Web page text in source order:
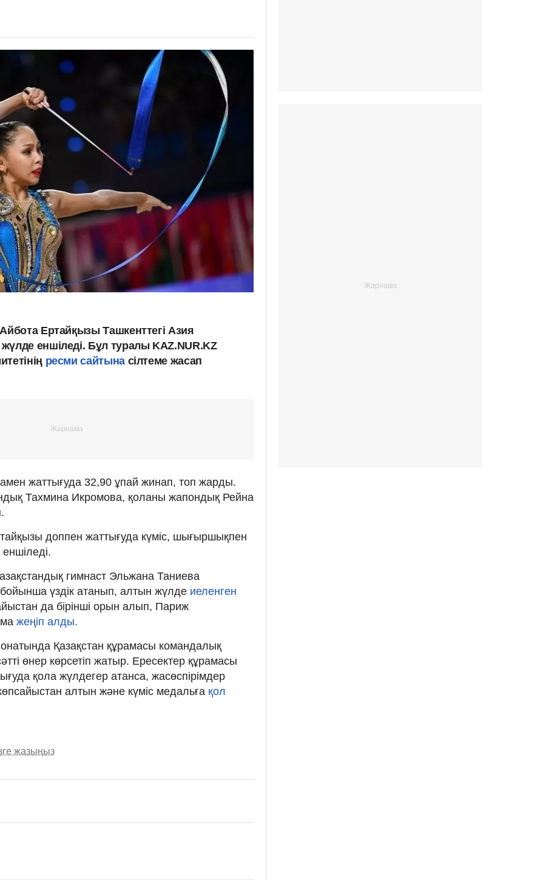
Ертайқызы Ташкенттегі Азия
еншіледі. Бұл туралы KAZ.NUR.KZ
ресми сайтынасілтеме жасап
жаттығуда 32,90 ұпай жинап, топ жарды.
Тахмина Икромова, қоланы жапондық Рейна
доппен жаттығуда күміс, шығыршықпен
гимнаст Эльжана Таниева
үздік атанып, алтын жүлде иеленген
да бірінші орын алып, Париж
жеңіп алды.
Қазақстан құрамасы командалық
өнер көрсетіп жатыр. Ересектер құрамасы
қола жүлдегер атанса, жасөспірімдер
алтын және күміс медальға қол
жазыңыз